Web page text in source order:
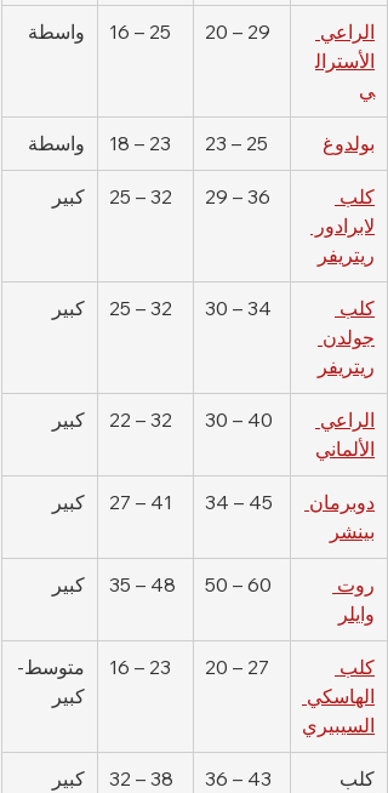
الراعي
الأسترال
ي
20 – 29
16 – 25 واسطة
بولدوغ 23 – 25
18 – 23 واسطة
كلب
لابرادور
ريتريفر
29 – 36
25 – 32 كبير
كلب
جولدن
ريتريفر
30 – 34
25 – 32 كبير
الراعي
الألماني
30 – 40
22 – 32 كبير
دوبرمان
بينشر
34 – 45
27 – 41 كبير
روت
وايلر
50 – 60
35 – 48 كبير
كلب
الهاسكي
السيبيري
20 – 27
16 – 23
متوسط-
كبير
كلب
36 – 43
32 – 38 كبير